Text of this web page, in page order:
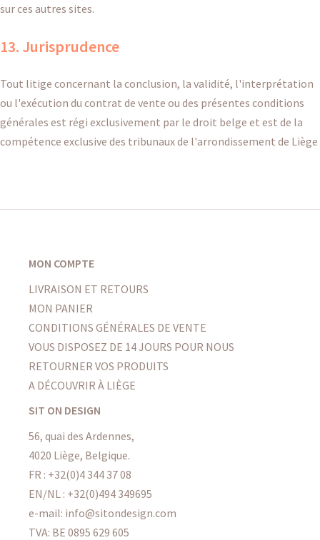
sur ces autres sites.
13. Jurisprudence
Tout litige concernant la conclusion, la validité, l'interprétation
ou l'exécution du contrat de vente ou des présentes conditions
générales est régi exclusivement par le droit belge et est de la
compétence exclusive des tribunaux de l'arrondissement de Liège
MON COMPTE
LIVRAISON ET RETOURS
MON PANIER
CONDITIONS GÉNÉRALES DE VENTE
VOUS DISPOSEZ DE 14 JOURS POUR NOUS
RETOURNER VOS PRODUITS
A DÉCOUVRIR À LIÈGE
SIT ON DESIGN
56, quai des Ardennes,
4020 Liège, Belgique.
FR : +32(0)4 344 37 08
EN/NL : +32(0)494 349695
e-mail: info@sitondesign.com
TVA: BE 0895 629 605